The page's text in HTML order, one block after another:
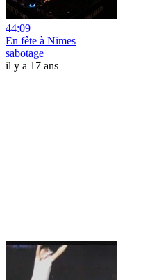
44:09
En fête à Nimes
sabotage
il y a 17 ans